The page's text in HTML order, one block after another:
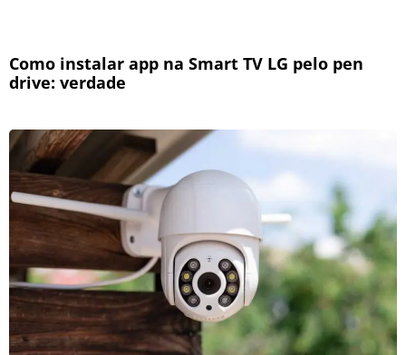
Como instalar app na Smart TV LG pelo pen
drive: verdade